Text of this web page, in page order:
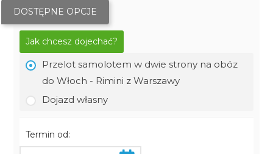
DOSTĘPNE OPCJE
Jak chcesz dojechać?
Przelot samolotem w dwie strony na obóz
do Włoch - Rimini z Warszawy
Dojazd własny
Termin od: